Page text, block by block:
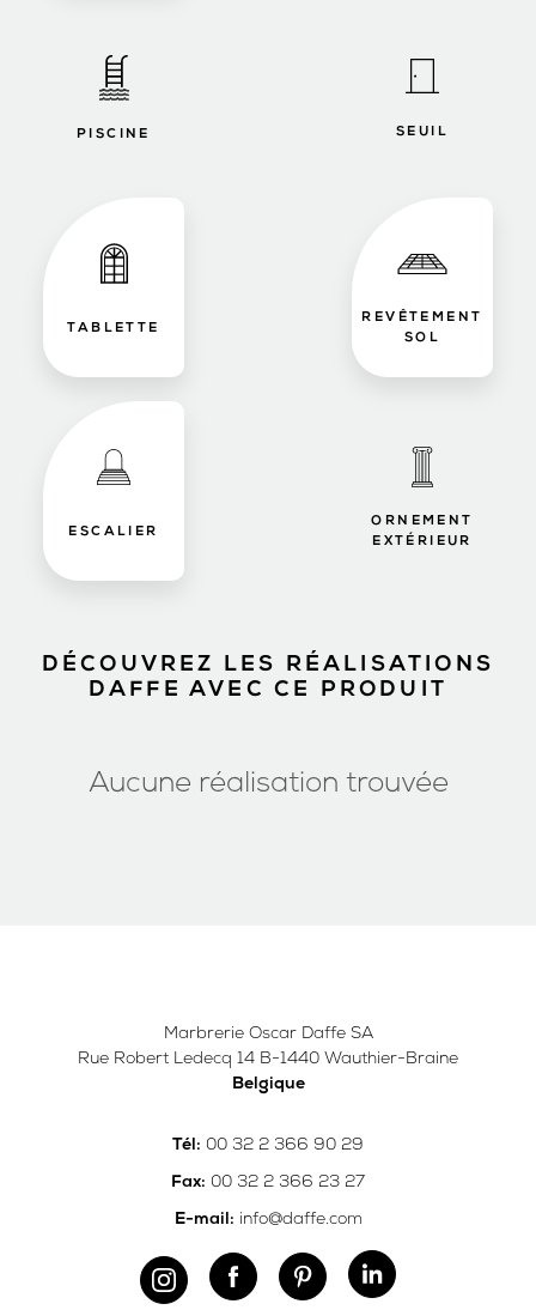
PISCINE SEUIL
TABLETTE
REVÊTEMENT
SOL
ESCALIER
ORNEMENT
EXTÉRIEUR
DÉCOUVREZ LES RÉALISATIONS
DAFFE AVEC CE PRODUIT
Aucune réalisation trouvée
Marbrerie Oscar Daffe SA
Rue Robert Ledecq 14 B-1440 Wauthier-Braine
Belgique
Tél: 00 32 2 366 90 29
Fax: 00 32 2 366 23 27
E-mail: info@daffe.com